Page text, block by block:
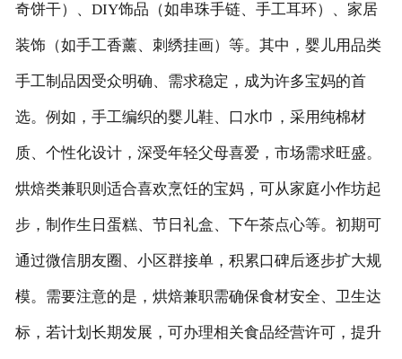
奇饼干）、DIY饰品（如串珠手链、手工耳环）、家居
装饰（如手工香薰、刺绣挂画）等。其中，婴儿用品类
手工制品因受众明确、需求稳定，成为许多宝妈的首
选。例如，手工编织的婴儿鞋、口水巾，采用纯棉材
质、个性化设计，深受年轻父母喜爱，市场需求旺盛。
烘焙类兼职则适合喜欢烹饪的宝妈，可从家庭小作坊起
步，制作生日蛋糕、节日礼盒、下午茶点心等。初期可
通过微信朋友圈、小区群接单，积累口碑后逐步扩大规
模。需要注意的是，烘焙兼职需确保食材安全、卫生达
标，若计划长期发展，可办理相关食品经营许可，提升